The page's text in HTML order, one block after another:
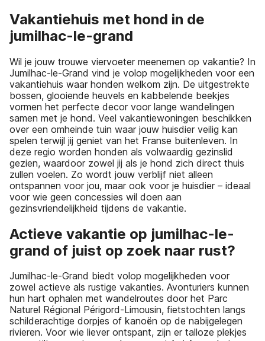
Vakantiehuis met hond in de
jumilhac-le-grand
Wil je jouw trouwe viervoeter meenemen op vakantie? In
Jumilhac-le-Grand vind je volop mogelijkheden voor een
vakantiehuis waar honden welkom zijn. De uitgestrekte
bossen, glooiende heuvels en kabbelende beekjes
vormen het perfecte decor voor lange wandelingen
samen met je hond. Veel vakantiewoningen beschikken
over een omheinde tuin waar jouw huisdier veilig kan
spelen terwijl jij geniet van het Franse buitenleven. In
deze regio worden honden als volwaardig gezinslid
gezien, waardoor zowel jij als je hond zich direct thuis
zullen voelen. Zo wordt jouw verblijf niet alleen
ontspannen voor jou, maar ook voor je huisdier – ideaal
voor wie geen concessies wil doen aan
gezinsvriendelijkheid tijdens de vakantie.
Actieve vakantie op jumilhac-le-
grand of juist op zoek naar rust?
Jumilhac-le-Grand biedt volop mogelijkheden voor
zowel actieve als rustige vakanties. Avonturiers kunnen
hun hart ophalen met wandelroutes door het Parc
Naturel Régional Périgord-Limousin, fietstochten langs
schilderachtige dorpjes of kanoën op de nabijgelegen
rivieren. Voor wie liever ontspant, zijn er talloze plekjes